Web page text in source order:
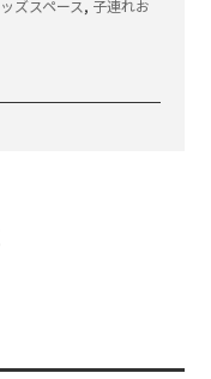
ズスペース, 子連れお